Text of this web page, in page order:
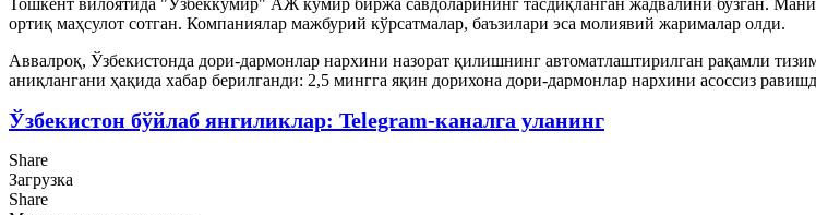
ортиқ маҳсулот сотган. Компаниялар мажбурий кўрсатмалар, баъзилари эса молиявий жарималар олди.
Аввалроқ, Ўзбекистонда дори-дармонлар нархини назорат қилишнинг автоматлаштирилган рақамли
аниқлангани ҳақида хабар берилганди: 2,5 мингга яқин дорихона дори-дармонлар нархини асоссиз
Ўзбекистон бўйлаб янгиликлар: Telegram-каналга уланинг
Share
Загрузка
Share